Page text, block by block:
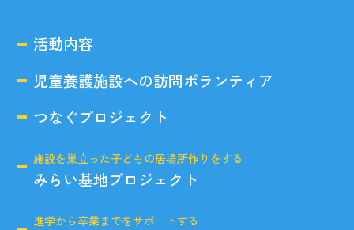
活動内容
児童養護施設への訪問ボランティア
つなぐプロジェクト
施設を巣立った子どもの居場所作りをする
みらい基地プロジェクト
進学から卒業までをサポートする